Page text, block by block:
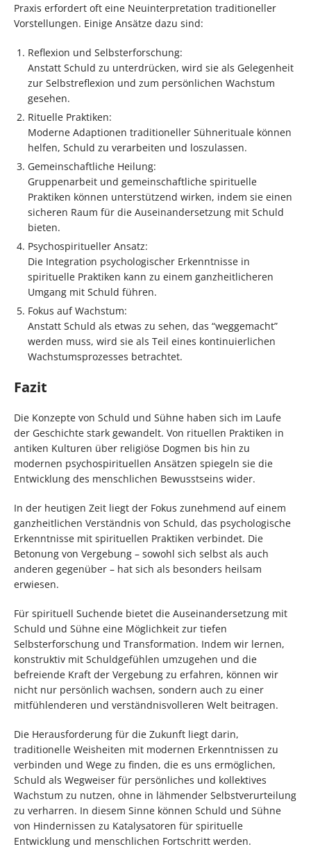
Praxis erfordert oft eine Neuinterpretation traditioneller
Vorstellungen. Einige Ansätze dazu sind:
Reflexion und Selbsterforschung:
Anstatt Schuld zu unterdrücken, wird sie als Gelegenheit
zur Selbstreflexion und zum persönlichen Wachstum
gesehen.
Rituelle Praktiken:
Moderne Adaptionen traditioneller Sühnerituale können
helfen, Schuld zu verarbeiten und loszulassen.
Gemeinschaftliche Heilung:
Gruppenarbeit und gemeinschaftliche spirituelle
Praktiken können unterstützend wirken, indem sie einen
sicheren Raum für die Auseinandersetzung mit Schuld
bieten.
Psychospiritueller Ansatz:
Die Integration psychologischer Erkenntnisse in
spirituelle Praktiken kann zu einem ganzheitlicheren
Umgang mit Schuld führen.
Fokus auf Wachstum:
Anstatt Schuld als etwas zu sehen, das “weggemacht”
werden muss, wird sie als Teil eines kontinuierlichen
Wachstumsprozesses betrachtet.
Fazit
Die Konzepte von Schuld und Sühne haben sich im Laufe
der Geschichte stark gewandelt. Von rituellen Praktiken in
antiken Kulturen über religiöse Dogmen bis hin zu
modernen psychospirituellen Ansätzen spiegeln sie die
Entwicklung des menschlichen Bewusstseins wider.
In der heutigen Zeit liegt der Fokus zunehmend auf einem
ganzheitlichen Verständnis von Schuld, das psychologische
Erkenntnisse mit spirituellen Praktiken verbindet. Die
Betonung von Vergebung – sowohl sich selbst als auch
anderen gegenüber – hat sich als besonders heilsam
erwiesen.
Für spirituell Suchende bietet die Auseinandersetzung mit
Schuld und Sühne eine Möglichkeit zur tiefen
Selbsterforschung und Transformation. Indem wir lernen,
konstruktiv mit Schuldgefühlen umzugehen und die
befreiende Kraft der Vergebung zu erfahren, können wir
nicht nur persönlich wachsen, sondern auch zu einer
mitfühlenderen und verständnisvolleren Welt beitragen.
Die Herausforderung für die Zukunft liegt darin,
traditionelle Weisheiten mit modernen Erkenntnissen zu
verbinden und Wege zu finden, die es uns ermöglichen,
Schuld als Wegweiser für persönliches und kollektives
Wachstum zu nutzen, ohne in lähmender Selbstverurteilung
zu verharren. In diesem Sinne können Schuld und Sühne
von Hindernissen zu Katalysatoren für spirituelle
Entwicklung und menschlichen Fortschritt werden.